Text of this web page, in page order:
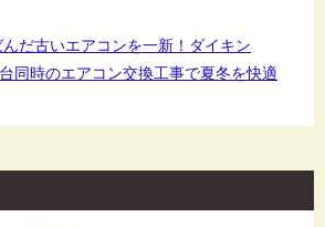
んだ古いエアコンを一新！ダイキン
同時のエアコン交換工事で夏冬を快適